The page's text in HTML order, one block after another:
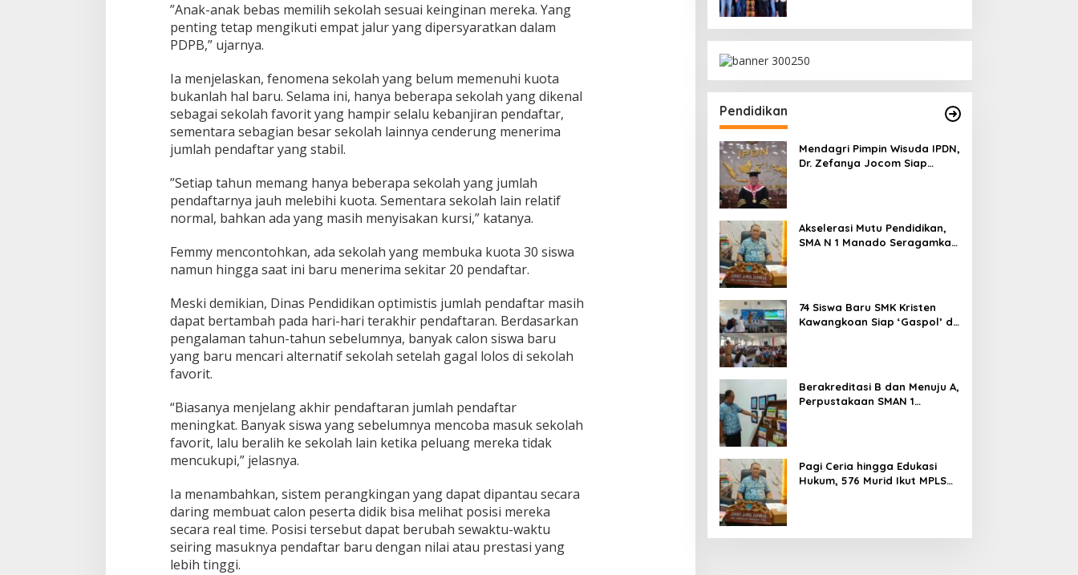
P
e
n
a
a
r
‎”Anak-anak bebas memilih sekolah sesuai keinginan mereka. Yang
penting tetap mengikuti empat jalur yang dipersyaratkan dalam
PDPB,” ujarnya.
Ia menjelaskan, fenomena sekolah yang belum memenuhi kuota
bukanlah hal baru. Selama ini, hanya beberapa sekolah yang dikenal
sebagai sekolah favorit yang hampir selalu kebanjiran pendaftar,
sementara sebagian besar sekolah lainnya cenderung menerima
jumlah pendaftar yang stabil.
‎”Setiap tahun memang hanya beberapa sekolah yang jumlah
pendaftarnya jauh melebihi kuota. Sementara sekolah lain relatif
normal, bahkan ada yang masih menyisakan kursi,” katanya.
Femmy mencontohkan, ada sekolah yang membuka kuota 30 siswa
namun hingga saat ini baru menerima sekitar 20 pendaftar.
Meski demikian, Dinas Pendidikan optimistis jumlah pendaftar masih
dapat bertambah pada hari-hari terakhir pendaftaran. Berdasarkan
pengalaman tahun-tahun sebelumnya, banyak calon siswa baru
yang baru mencari alternatif sekolah setelah gagal lolos di sekolah
favorit.
“Biasanya menjelang akhir pendaftaran jumlah pendaftar
meningkat. Banyak siswa yang sebelumnya mencoba masuk sekolah
favorit, lalu beralih ke sekolah lain ketika peluang mereka tidak
mencukupi,” jelasnya.
Ia menambahkan, sistem perangkingan yang dapat dipantau secara
daring membuat calon peserta didik bisa melihat posisi mereka
secara real time. Posisi tersebut dapat berubah sewaktu-waktu
seiring masuknya pendaftar baru dengan nilai atau prestasi yang
lebih tinggi.
Pendidikan
Mendagri Pimpin Wisuda IPDN,
Dr. Zefanya Jocom Siap
Akselerasi Mutu Pendidikan,
SMA N 1 Manado Seragamkan
74 Siswa Baru SMK Kristen
Kawangkoan Siap ‘Gaspol’ di
Berakreditasi B dan Menuju A,
Perpustakaan SMAN 1
Pagi Ceria hingga Edukasi
Hukum, 576 Murid Ikut MPLS